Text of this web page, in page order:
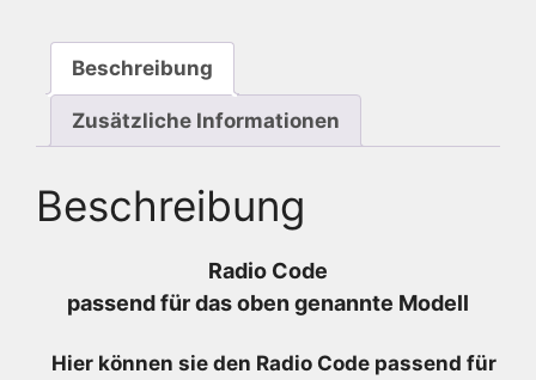
640
-
7640420616
Beschreibung
Zusätzliche Informationen
Beschreibung
Radio Code
passend für das oben genannte Modell
Hier können sie den RadioCode passend für